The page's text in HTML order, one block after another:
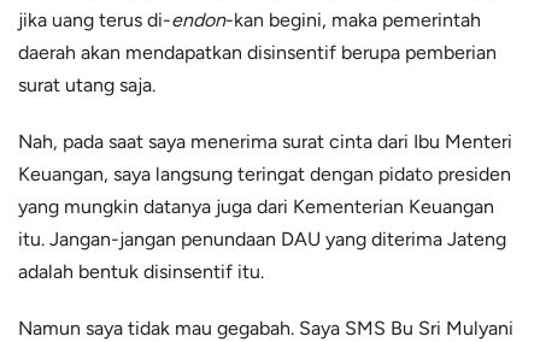
jika uang terus di-endon-kan begini, maka pemerintah
daerah akan mendapatkan disinsentif berupa pemberian
surat utang saja.
Nah, pada saat saya menerima surat cinta dari Ibu Menteri
Keuangan, saya langsung teringat dengan pidato presiden
yang mungkin datanya juga dari Kementerian Keuangan
itu. Jangan-jangan penundaan DAU yang diterima Jateng
adalah bentuk disinsentif itu.
Namun saya tidak mau gegabah. Saya SMS Bu Sri Mulyani